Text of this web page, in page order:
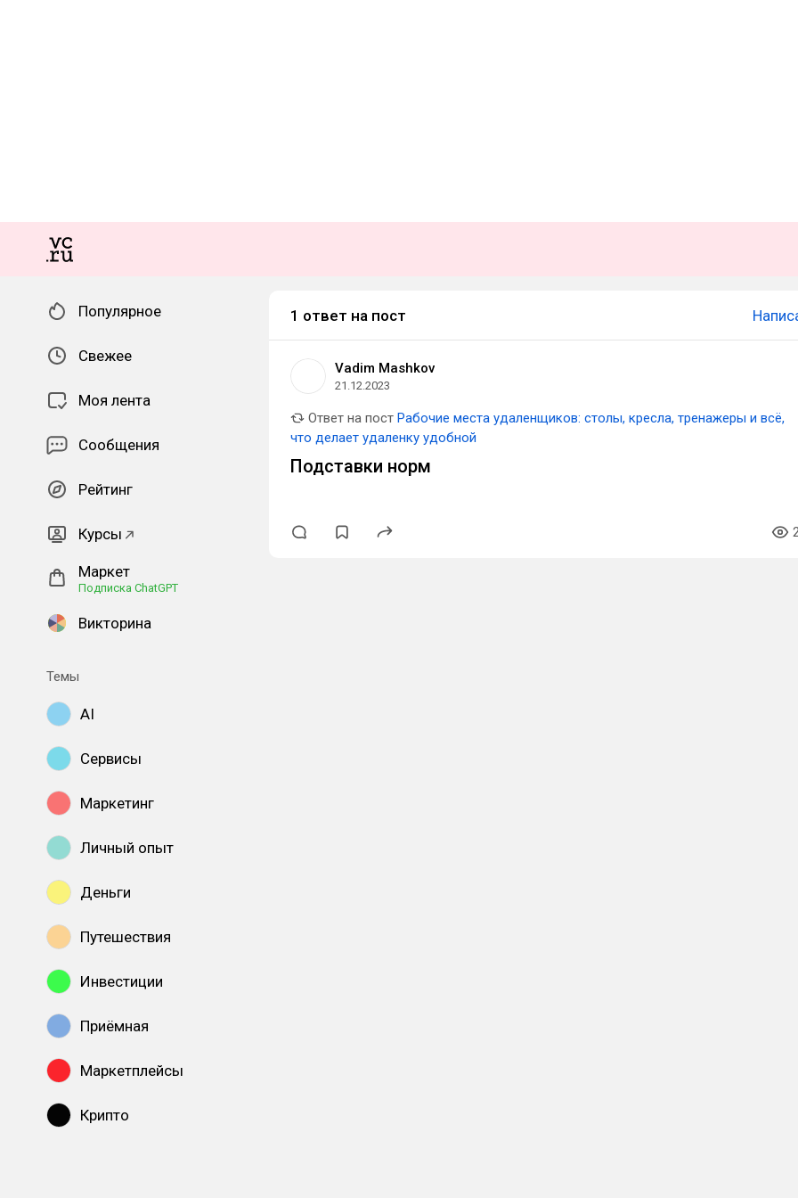
Популярное
Свежее
Моя лента
Сообщения
Рейтинг
Курсы
Маркет
Подписка ChatGPT
Викторина
Темы
AI
Сервисы
Маркетинг
Личный опыт
Деньги
Путешествия
Инвестиции
Приёмная
Маркетплейсы
Крипто
1 ответ на пост
Vadim Mashkov
21.12.2023
Ответ на пост Рабочие места удаленщиков: столы, кресла, тренажеры и всё,
что делает удаленку удобной
Подставки норм